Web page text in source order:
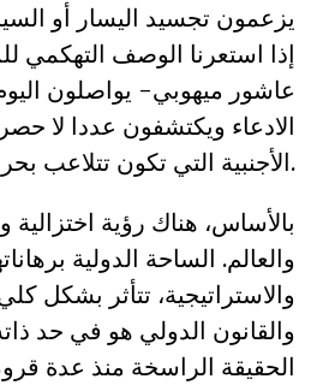
يزعمون تجسيد اليسار أو
إذا استعرنا الوصف التهكمي
عاشور ميهوبي- يواصلون
الادعاء ويكتشفون عددا لا
الأجنبية التي تكون تتلاعب بحراك الجزائريين.
بالأساس، هناك رؤية اختزالية
والعالم. الساحة الدولية
والاستراتيجية، تتأثر بشكل
والقانون الدولي هو في حد
الحقيقة الراسخة منذ عدة